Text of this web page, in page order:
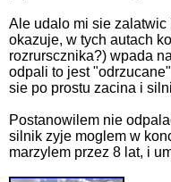
Ale udalo mi sie zalatwic
okazuje, w tych autach
rozrurscznika?) wpada
odpali to jest
sie po prostu zacina i
Postanowilem nie
silnik zyje moglem w
marzylem przez 8 lat, i